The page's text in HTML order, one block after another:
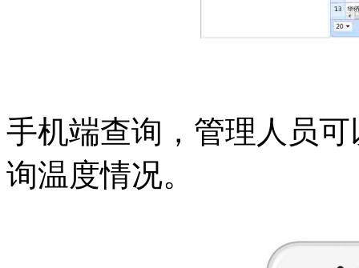
手机端查询，管理人员
询温度情况。